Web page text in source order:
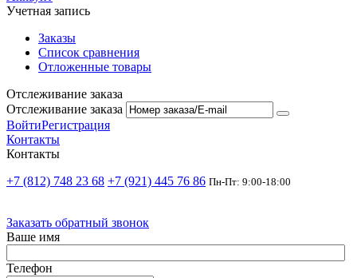
Учетная запись
Заказы
Список сравнения
Отложенные товары
Отслеживание заказа
Отслеживание заказа
ВойтиРегистрация
Контакты
Контакты
+7 (812) 748 23 68 +7 (921) 445 76 86 Пн-Пт: 9:00-18:00
Заказать обратный звонок
Ваше имя
Телефон